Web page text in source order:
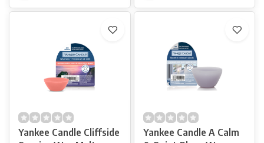
Yankee Candle Cliffside
Yankee Candle A Calm